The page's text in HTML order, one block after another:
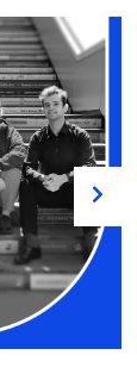
Next